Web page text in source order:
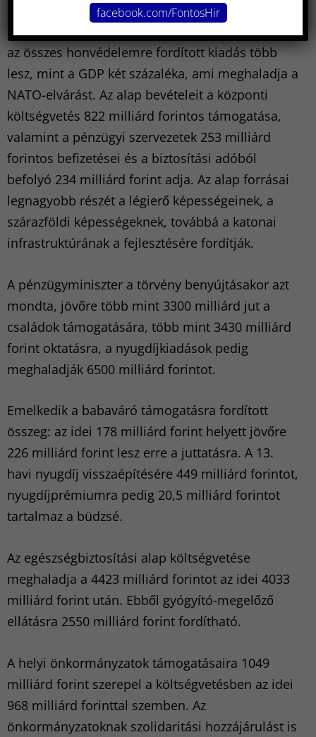
költségvetésben. Kerete az idei 842 milliárd
forintról 2024-ben 1309 milliárd forintra nő, ezzel
az összes honvédelemre fordított kiadás több
lesz, mint a GDP két százaléka, ami meghaladja a
NATO-elvárást. Az alap bevételeit a központi
költségvetés 822 milliárd forintos támogatása,
valamint a pénzügyi szervezetek 253 milliárd
forintos befizetései és a biztosítási adóból
befolyó 234 milliárd forint adja. Az alap forrásai
legnagyobb részét a légierő képességeinek, a
szárazföldi képességeknek, továbbá a katonai
infrastruktúrának a fejlesztésére fordítják.
A pénzügyminiszter a törvény benyújtásakor azt
mondta, jövőre több mint 3300 milliárd jut a
családok támogatására, több mint 3430 milliárd
forint oktatásra, a nyugdíjkiadások pedig
meghaladják 6500 milliárd forintot.
Emelkedik a babaváró támogatásra fordított
összeg: az idei 178 milliárd forint helyett jövőre
226 milliárd forint lesz erre a juttatásra. A 13.
havi nyugdíj visszaépítésére 449 milliárd forintot,
nyugdíjprémiumra pedig 20,5 milliárd forintot
tartalmaz a büdzsé.
Az egészségbiztosítási alap költségvetése
meghaladja a 4423 milliárd forintot az idei 4033
milliárd forint után. Ebből gyógyító-megelőző
ellátásra 2550 milliárd forint fordítható.
A helyi önkormányzatok támogatásaira 1049
milliárd forint szerepel a költségvetésben az idei
968 milliárd forinttal szemben. Az
önkormányzatoknak szolidaritási hozzájárulást is
facebook.com/FontosHir